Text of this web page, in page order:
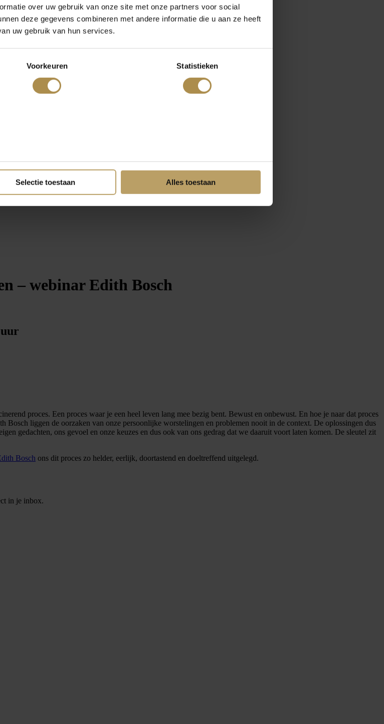
over uw gebruik van onze site met onze partners voor social
deze gegevens combineren met andere informatie die u aan ze heeft
uw gebruik van hun services.
Voorkeuren Statistieken
Selectie toestaan Alles toestaan
– webinar Edith Bosch
proces. Een proces waar je een heel leven lang mee bezig bent. Bewust en onbewust. En hoe je naar dat proces
liggen de oorzaken van onze persoonlijke worstelingen en problemen nooit in de context. De oplossingen dus
gedachten, ons gevoel en onze keuzes en dus ook van ons gedrag dat we daaruit voort laten komen. De sleutel zit
Bosch ons dit proces zo helder, eerlijk, doortastend en doeltreffend uitgelegd.
in je inbox.